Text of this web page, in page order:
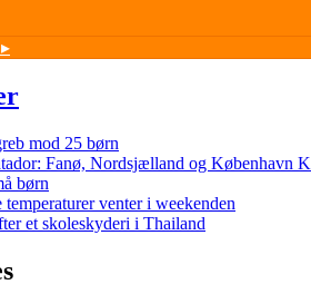
mod 25 børn
Fanø, Nordsjælland og København K
børn
venter i weekenden
et skoleskyderi i Thailand